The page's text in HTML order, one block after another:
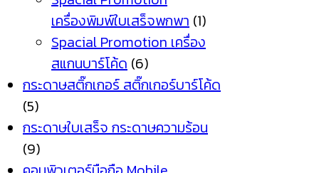
เครื่องพิมพ์ใบเสร็จพกพา (1)
Spacial Promotion เครื่อง
สแกนบาร์โค้ด (6)
กระดาษสติ๊กเกอร์ สติ๊กเกอร์บาร์โค้ด
(5)
กระดาษใบเสร็จ กระดาษความร้อน
(9)